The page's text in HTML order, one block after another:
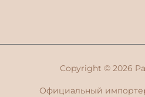
Copyright © 2026
Официальный